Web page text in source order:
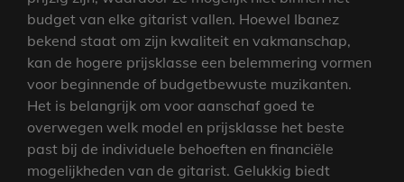
budget van elke gitarist vallen. Hoewel Ibanez
bekend staat om zijn kwaliteit en vakmanschap,
kan de hogere prijsklasse een belemmering vormen
voor beginnende of budgetbewuste muzikanten.
Het is belangrijk om voor aanschaf goed te
overwegen welk model en prijsklasse het beste
past bij de individuele behoeften en financiële
mogelijkheden van de gitarist. Gelukkig biedt